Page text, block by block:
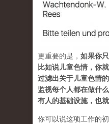
更重要的是， 如果你
比如说儿童色情，你
过滤出关于儿童色情
监视每个人都在做什
有人的基础设施，也
你可以说这项工作的